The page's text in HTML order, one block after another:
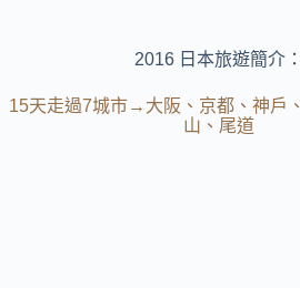
2016 日本旅遊簡介：
15天走過7城市→大阪、京都、神戶
山、尾道